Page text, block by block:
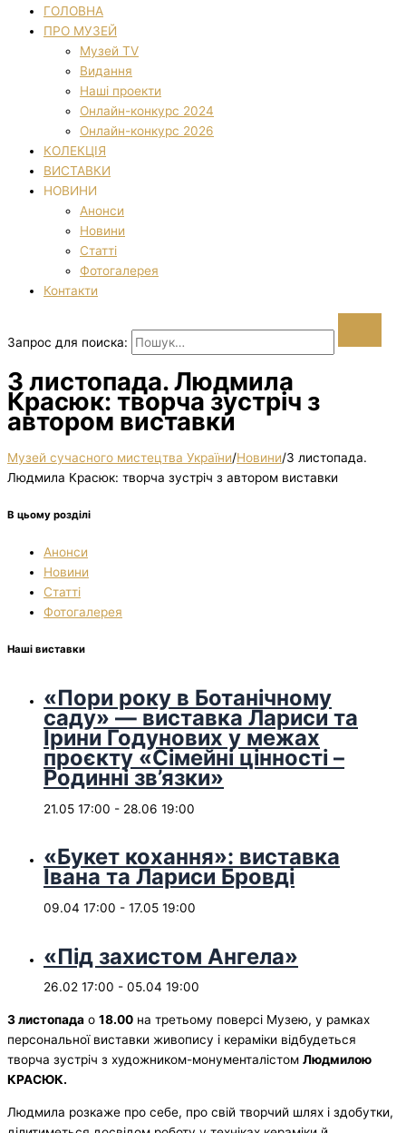
ГОЛОВНА
ПРО МУЗЕЙ
Музей TV
Видання
Наші проекти
Онлайн-конкурс 2024
Онлайн-конкурс 2026
КОЛЕКЦІЯ
ВИСТАВКИ
НОВИНИ
Анонси
Новини
Статті
Фотогалерея
Контакти
Запрос для поиска:
3 листопада. Людмила
Красюк: творча зустріч з
автором виставки
Музей сучасного мистецтва України/Новини/3 листопада.
Людмила Красюк: творча зустріч з автором виставки
В цьому розділі
Анонси
Новини
Статті
Фотогалерея
Наші виставки
«Пори року в Ботанічному
саду» — виставка Лариси та
Ірини Годунових у межах
проєкту «Сімейні цінності –
Родинні зв’язки»
21.05 17:00 - 28.06 19:00
«Букет кохання»: виставка
Івана та Лариси Бровді
09.04 17:00 - 17.05 19:00
«Під захистом Ангела»
26.02 17:00 - 05.04 19:00
3 листопада о 18.00 на третьому поверсі Музею, у рамках
персональної виставки живопису і кераміки відбудеться
творча зустріч з художником-монументалістом Людмилою
КРАСЮК.
Людмила розкаже про себе, про свій творчий шлях і здобутки,